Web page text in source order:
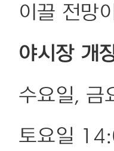
이끌 전망
야시장 개
수요일,
토요일